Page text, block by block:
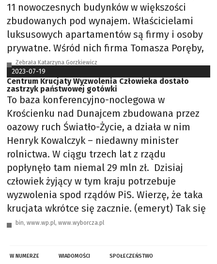
11 nowoczesnych budynków w większości
zbudowanych pod wynajem. Właścicielami
luksusowych apartamentów są firmy i osoby
prywatne. Wśród nich firma Tomasza Poręby,
Zebrała Katarzyna Gorzkiewicz
2023-07-19
Centrum Krucjaty Wyzwolenia Człowieka dostało
zastrzyk państwowej gotówki
To baza konferencyjno-noclegowa w
Krościenku nad Dunajcem zbudowana przez
oazowy ruch Światło-Życie, a działa w nim
Henryk Kowalczyk – niedawny minister
rolnictwa. W ciągu trzech lat z rządu
popłynęło tam niemal 29 mln zł. Dzisiaj
człowiek żyjący w tym kraju potrzebuje
wyzwolenia spod rządów PiS. Wierzę, że taka
krucjata wkrótce się zacznie. (emeryt) Tak się
bin, www.wp.pl, www.wyborcza.pl
W NUMERZE WIADOMOŚCI SPOŁECZEŃSTWO